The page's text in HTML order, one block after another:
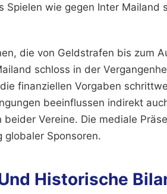
Spielen wie gegen Inter Mailand
die von Geldstrafen bis zum
schloss in der
finanziellen Vorgaben
beeinflussen indirekt
Vereine. Die mediale
globaler Sponsoren.
Historische